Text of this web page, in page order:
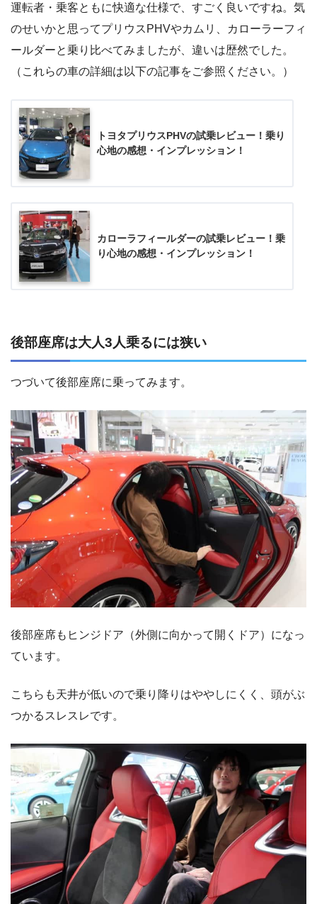
運転者・乗客ともに快適な仕様で、すごく良いですね。気
のせいかと思ってプリウスPHVやカムリ、カローラーフィ
ールダーと乗り比べてみましたが、違いは歴然でした。
（これらの車の詳細は以下の記事をご参照ください。）
トヨタプリウスPHVの試乗レビュー！乗り
心地の感想・インプレッション！
カローラフィールダーの試乗レビュー！乗
り心地の感想・インプレッション！
後部座席は大人3人乗るには狭い
つづいて後部座席に乗ってみます。
後部座席もヒンジドア（外側に向かって開くドア）になっ
ています。
こちらも天井が低いので乗り降りはややしにくく、頭がぶ
つかるスレスレです。